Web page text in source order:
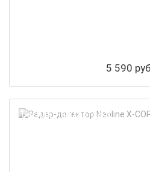
5 590
Бесплатная доставка